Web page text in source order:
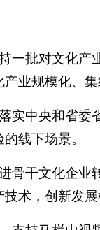
一批对文化
业规模化、
实中央和省
线下场景。
骨干文化企
术，创新发